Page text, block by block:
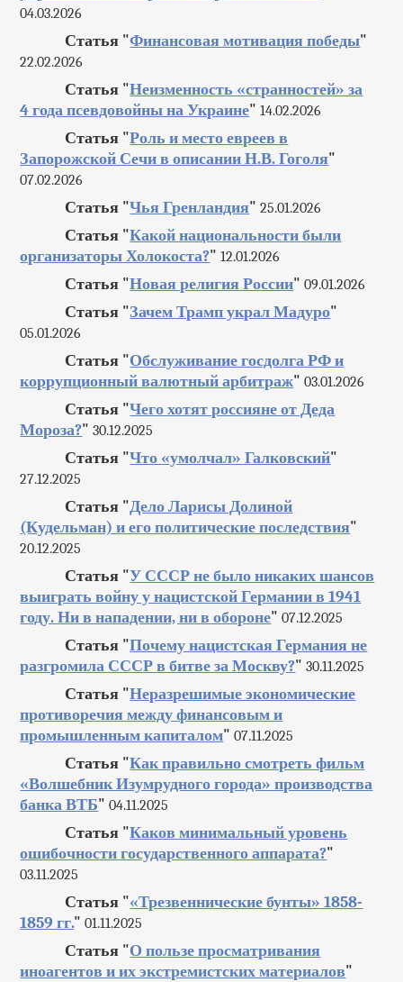
04.03.2026
Статья "Финансовая мотивация победы"
22.02.2026
Статья "Неизменность «странностей» за
4 года псевдовойны на Украине" 14.02.2026
Статья "Роль и место евреев в
Запорожской Сечи в описании Н.В. Гоголя"
07.02.2026
Статья "Чья Гренландия" 25.01.2026
Статья "Какой национальности были
организаторы Холокоста?" 12.01.2026
Статья "Новая религия России" 09.01.2026
Статья "Зачем Трамп украл Мадуро"
05.01.2026
Статья "Обслуживание госдолга РФ и
коррупционный валютный арбитраж" 03.01.2026
Статья "Чего хотят россияне от Деда
Мороза?" 30.12.2025
Статья "Что «умолчал» Галковский"
27.12.2025
Статья "Дело Ларисы Долиной
(Кудельман) и его политические последствия"
20.12.2025
Статья "У СССР не было никаких шансов
выиграть войну у нацистской Германии в 1941
году. Ни в нападении, ни в обороне" 07.12.2025
Статья "Почему нацистская Германия не
разгромила СССР в битве за Москву?" 30.11.2025
Статья "Неразрешимые экономические
противоречия между финансовым и
промышленным капиталом" 07.11.2025
Статья "Как правильно смотреть фильм
«Волшебник Изумрудного города» производства
банка ВТБ" 04.11.2025
Статья "Каков минимальный уровень
ошибочности государственного аппарата?"
03.11.2025
Статья "«Трезвеннические бунты» 1858-
1859 гг." 01.11.2025
Статья "О пользе просматривания
иноагентов и их экстремистских материалов"